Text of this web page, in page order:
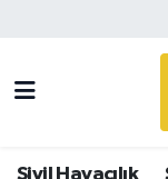
Sivil Havacılık